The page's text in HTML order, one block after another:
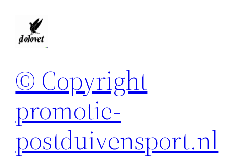
© Copyright
promotie-
postduivensport.nl